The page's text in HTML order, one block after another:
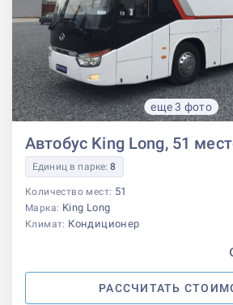
еще 3 фото
Автобус King Long, 51
Единиц в парке:8
Количество мест: 51
Марка: King Long
Климат: Кондиционер
РАССЧИТАТЬ